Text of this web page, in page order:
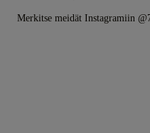
Merkitse meidät Instagramiin